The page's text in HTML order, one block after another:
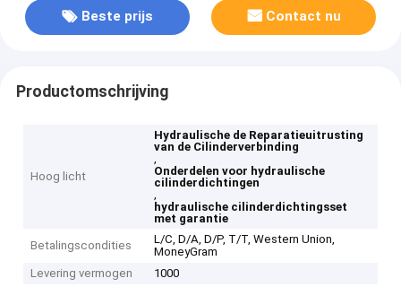
Beste prijs Contact nu
Productomschrijving
Hoog licht
Hydraulische de Reparatieuitrusting
van de Cilinderverbinding
,
Onderdelen voor hydraulische
cilinderdichtingen
,
hydraulische cilinderdichtingsset
met garantie
Betalingscondities
L/C, D/A, D/P, T/T, Western Union,
MoneyGram
Levering vermogen
1000